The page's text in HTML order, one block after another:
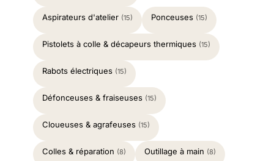
Aspirateurs d'atelier (15) Ponceuses (15)
Pistolets à colle & décapeurs thermiques (15)
Rabots électriques (15)
Défonceuses & fraiseuses (15)
Cloueuses & agrafeuses (15)
Colles & réparation (8) Outillage à main (8)